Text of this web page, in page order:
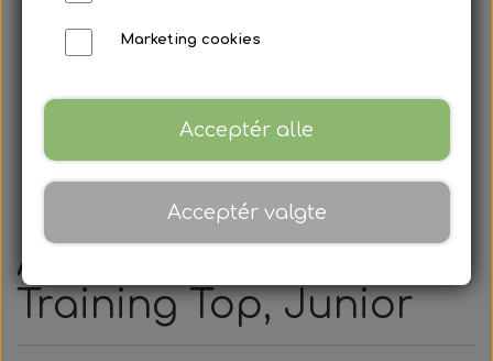
Adidas, Squadra 21
Training Top, Junior
Marketing cookies
Acceptér alle
Acceptér valgte